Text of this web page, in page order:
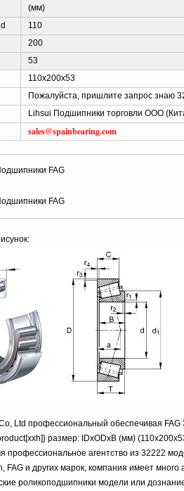
(мм)
110
200
53
110x200x53
Пожалуйста, пришлите запрос знаю
Lihsui Подшипники торговли ООО
sales@spainbearing.com
FAG
FAG
Ltd профессиональный обеспечивая
размер: IDxODxB (мм)
профессиональное агентство из 32222
FAG и других марок, компания имеет
роликоподшипники модели или